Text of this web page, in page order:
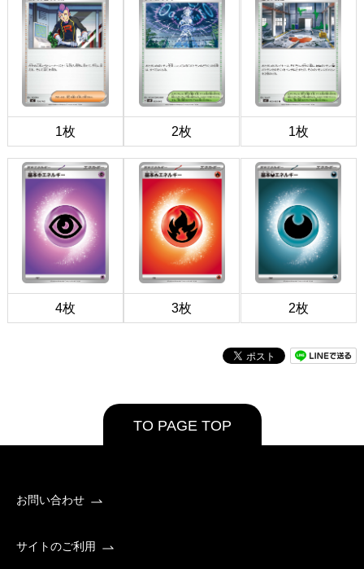
1枚 2枚 1枚
4枚 3枚 2枚
TO PAGE TOP
お問い合わせ
サイトのご利用